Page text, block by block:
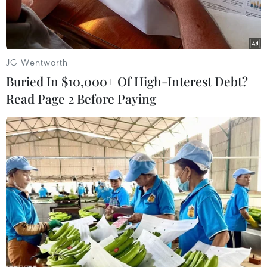
Đảo Phú Lâm mà Trung Quốc chiếm đóng trái phép của Việt
Nam. (Nguồn: wikimapia.org)
Ngày 22/12, Reuters dẫn nguồn hãng thông tấn
Tân Hoa đưa tin Trung Quốc đã ngang nhiên bắt
đầu triển khai các chuyến bay thuê bao dân
dụng thường nhật ra đảo Phú Lâm (Trung Quốc
JG Wentworth
Buried In $10,000+ Of High-Interest Debt?
Read Page 2 Before Paying